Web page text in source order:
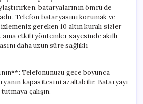
bataryalarının ömrü de
Telefon bataryasını korumak ve
gereken 10 altın kuralı sizler
etkili yöntemler sayesinde akıllı
daha uzun süre sağlıklı
Telefonunuzu gece boyunca
kapasitesini azaltabilir. Bataryayı
çalışın.